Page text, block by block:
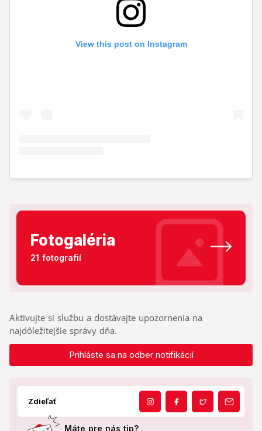
Fotogaléria
21 fotografií
Aktivujte si službu a dostávajte upozornenia na
najdôležitejšie správy dňa.
Prihláste sa na odber notifikácií
Zdieľať
Máte pre nás tip?